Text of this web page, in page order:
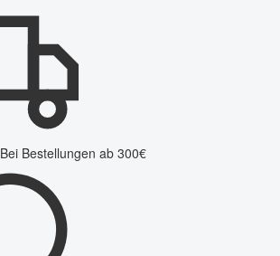
Bei Bestellungen ab 300€